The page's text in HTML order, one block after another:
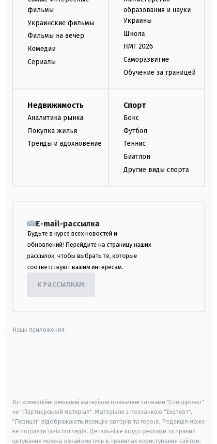
фильмы
Украинские фильмы
Фильмы на вечер
Комедии
Сериалы
образования и науки
Украины
Школа
НМТ 2026
Саморазвитие
Обучение за границей
Недвижимость
Аналитика рынка
Покупка жилья
Тренды и вдохновение
Спорт
Бокс
Футбол
Теннис
Биатлон
Другие виды спорта
E-mail-рассылка
Будьте в курсе всех новостей и
обновлений! Перейдите на страницу наших
рассылок, чтобы выбрать те, которые
соответствуют вашим интересам.
К РАССЫЛКАМ
Наши приложения:
Всі комерційні рекламні матеріали позначені словами "Спецпроєкт"
чи "Партнерський матеріал". Матеріали з позначкою "Експерт",
"Позиція" відображають позицію авторів та героїв. Редакція може
не поділяти їхніх поглядів. Детальніше щодо реклами та правил
цитування можна ознайомитись в правилах користування сайтом.